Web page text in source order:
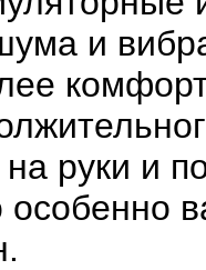
и
на руки и
особенно